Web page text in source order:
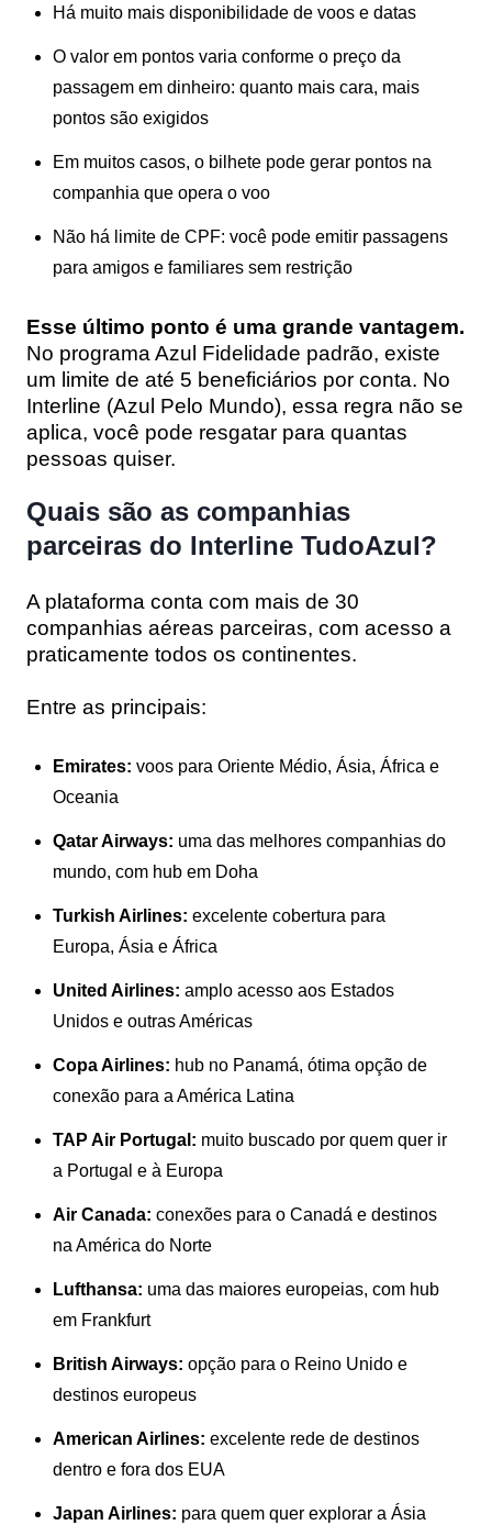
Há muito mais disponibilidade de voos e datas
O valor em pontos varia conforme o preço da
passagem em dinheiro: quanto mais cara, mais
pontos são exigidos
Em muitos casos, o bilhete pode gerar pontos na
companhia que opera o voo
Não há limite de CPF: você pode emitir passagens
para amigos e familiares sem restrição
Esse último ponto é uma grande vantagem.
No programa Azul Fidelidade padrão, existe
um limite de até 5 beneficiários por conta. No
Interline (Azul Pelo Mundo), essa regra não se
aplica, você pode resgatar para quantas
pessoas quiser.
Quais são as companhias
parceiras do Interline TudoAzul?
A plataforma conta com mais de 30
companhias aéreas parceiras, com acesso a
praticamente todos os continentes.
Entre as principais:
Emirates: voos para Oriente Médio, Ásia, África e
Oceania
Qatar Airways: uma das melhores companhias do
mundo, com hub em Doha
Turkish Airlines: excelente cobertura para
Europa, Ásia e África
United Airlines: amplo acesso aos Estados
Unidos e outras Américas
Copa Airlines: hub no Panamá, ótima opção de
conexão para a América Latina
TAP Air Portugal: muito buscado por quem quer ir
a Portugal e à Europa
Air Canada: conexões para o Canadá e destinos
na América do Norte
Lufthansa: uma das maiores europeias, com hub
em Frankfurt
British Airways: opção para o Reino Unido e
destinos europeus
American Airlines: excelente rede de destinos
dentro e fora dos EUA
Japan Airlines: para quem quer explorar a Ásia